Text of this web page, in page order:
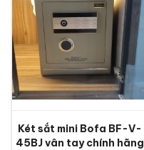
Két sắt mini Bofa BF-V-
45BJ vân tay chính hãng